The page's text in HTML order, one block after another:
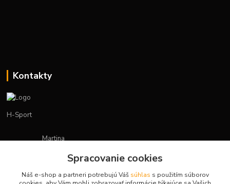
Kontakty
H-Sport
Martina
(Po-Pia, 7-15 hod.)
obchod.hsport@gmail.com
Spracovanie cookies
Náš e-shop a partneri potrebujú Váš súhlas s použitím súborov